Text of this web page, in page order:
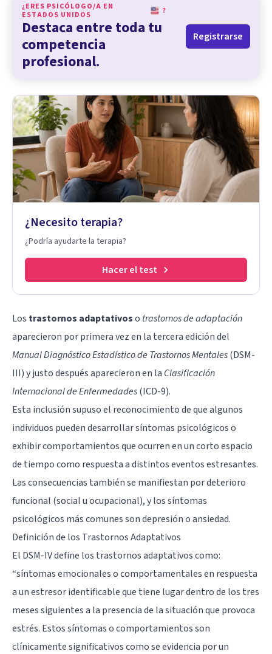
¿ERES PSICÓLOGO/A EN
ESTADOS UNIDOS
?
Destaca entre toda tu
competencia
profesional.
Registrarse
¿Necesito terapia?
¿Podría ayudarte la terapia?
Hacer el test
Los trastornos adaptativoso trastornos de adaptación
aparecieron por primera vez en la tercera edición del
Manual Diagnóstico Estadístico de Trastornos Mentales(DSM-
III) y justo después aparecieron en la Clasificación
Internacional de Enfermedades(ICD-9).
Esta inclusión supuso el reconocimiento de que algunos
individuos pueden desarrollar síntomas psicológicos o
exhibir comportamientos que ocurren en un corto espacio
de tiempo como respuesta a distintos eventos estresantes.
Las consecuencias también se manifiestan por deterioro
funcional (social u ocupacional), y los síntomas
psicológicos más comunes sondepresiónoansiedad.
Definición de los Trastornos Adaptativos
El DSM-IV define los trastornos adaptativos como:
“síntomas emocionales o comportamentales en respuesta
a un estresor identificable que tiene lugar dentro de los tres
meses siguientes a la presencia de la situación que provoca
estrés. Estos síntomas o comportamientos son
clínicamente significativos como se evidencia por un